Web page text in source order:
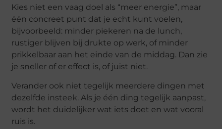
Kies niet een vaag doel als “meer energie”, maar
één concreet punt dat je echt kunt voelen,
bijvoorbeeld: minder piekeren na de lunch,
rustiger blijven bij drukte op werk, of minder
prikkelbaar aan het einde van de middag. Dan zie
je sneller of er effect is, of juist niet.
Verander ook niet tegelijk meerdere dingen met
dezelfde insteek. Als je één ding tegelijk aanpast,
wordt het duidelijker wat iets doet en wat vooral
ruis is.